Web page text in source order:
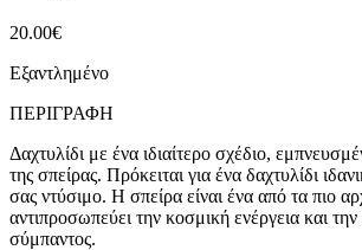
20.00€
Εξαντλημένο
ΠΕΡΙΓΡΑΦΉ
Δαχτυλίδι με ένα ιδιαίτερο σχέδιο,
της σπείρας. Πρόκειται για ένα δαχτυλίδι
σας ντύσιμο. Η σπείρα είναι ένα από τα πιο
αντιπροσωπεύει την κοσμική ενέργεια και
σύμπαντος.